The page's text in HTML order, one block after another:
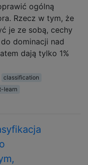
ogólną
Rzecz w tym, że
je ze sobą, cechy
dominacji nad
dają tylko 1%
classification
learn